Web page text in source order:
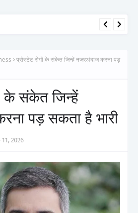
प्रोस्टेट रोगों के संकेत जिन्हें नजरअंदाज करना पड़
के संकेत जिन्हें
पड़ सकता है भारी
11, 2026